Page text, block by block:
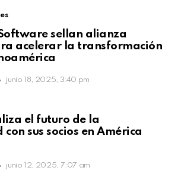
sellan alianza
acelerar la transformación
junio 18, 2025, 3:40 pm
el futuro de la
sus socios en América
junio 12, 2025, 7:07 am